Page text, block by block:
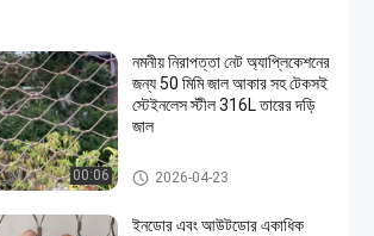
00:06
নমনীয় নিরাপত্তা নেট অ্যাপ্লিকেশনের
জন্য 50 মিমি জাল আকার সহ টেকসই
স্টেইনলেস স্টীল 316L তারের দড়ি
জাল
ব্যালুস্ট্র্যাড ক্যাবল জাল
2026-04-23
ইনডোর এবং আউটডোর একাধিক